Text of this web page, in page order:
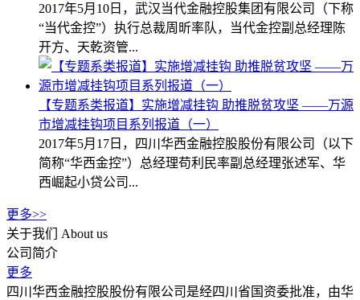
2017年5月10日，武汉当代金融控股集团有限公司（下称
“当代金控”）执行总裁周昕率队，当代金控副总经理陈
开方、天乾资管...
【专题系类报道】实施增减挂钩 助推脱贫攻坚 ——万源
市增减挂钩项目系列报道（一）
2017年5月17日，四川华西金融控股股份有限公司（以下
简称“华西金控”）总经理苟利民率副总经理张述军、华
西崛起小贷公司...
更多>>
关于我们
About us
公司简介
更多
四川华西金融控股股份有限公司是经四川省国资委批准，由华